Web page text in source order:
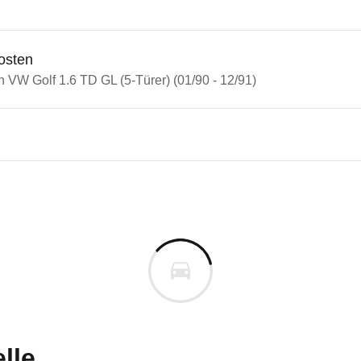
VW Golf 1.6 TD GL (5-Türer) (01/90 - 12/91)
informieren. Welche Fahrzeuge genau